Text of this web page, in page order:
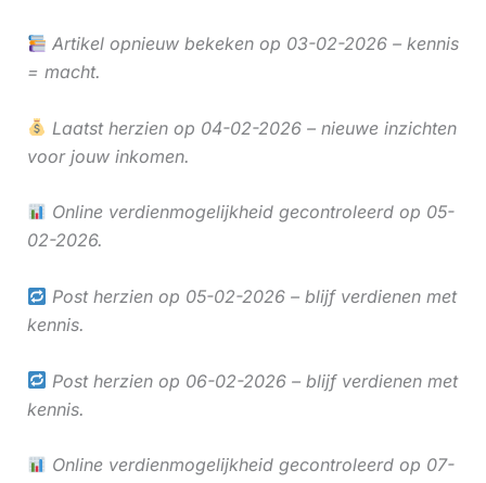
Artikel opnieuw bekeken op 03-02-2026 – kennis
= macht.
Laatst herzien op 04-02-2026 – nieuwe inzichten
voor jouw inkomen.
Online verdienmogelijkheid gecontroleerd op 05-
02-2026.
Post herzien op 05-02-2026 – blijf verdienen met
kennis.
Post herzien op 06-02-2026 – blijf verdienen met
kennis.
Online verdienmogelijkheid gecontroleerd op 07-